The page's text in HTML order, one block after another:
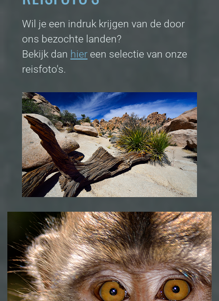
Wil je een indruk krijgen van de door
ons bezochte landen?
Bekijk dan hier een selectie van onze
reisfoto's.